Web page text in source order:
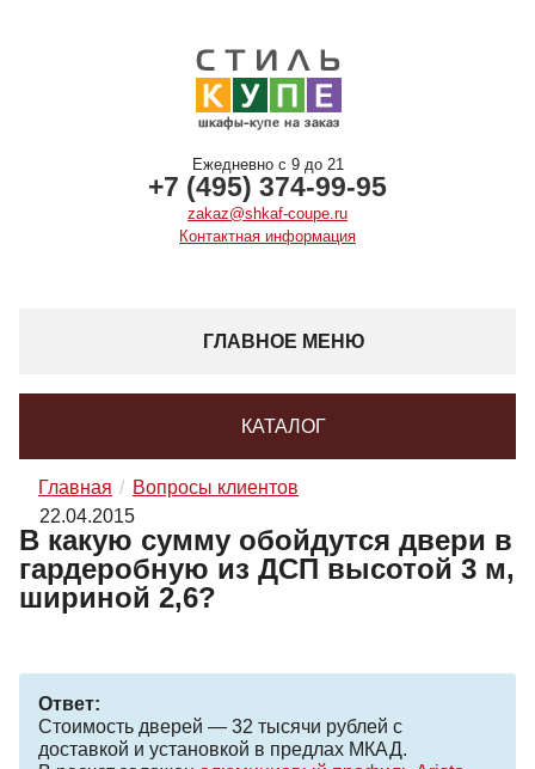
Ежедневно с 9 до 21
+7 (495) 374-99-95
zakaz@shkaf-coupe.ru
Контактная информация
ГЛАВНОЕ МЕНЮ
КАТАЛОГ
Главная
Вопросы клиентов
22.04.2015
В какую сумму обойдутся двери в
гардеробную из ДСП высотой 3 м,
шириной 2,6?
Ответ:
Стоимость дверей — 32 тысячи рублей с
доставкой и установкой в предлах МКАД.